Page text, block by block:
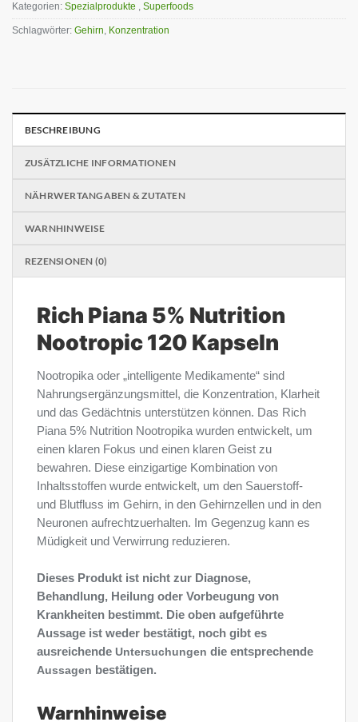
Kategorien: Spezialprodukte , Superfoods
Schlagwörter: Gehirn, Konzentration
BESCHREIBUNG
ZUSÄTZLICHE INFORMATIONEN
NÄHRWERTANGABEN & ZUTATEN
WARNHINWEISE
REZENSIONEN (0)
Rich Piana 5% Nutrition
Nootropic 120 Kapseln
Nootropika oder „intelligente Medikamente“ sind
Nahrungsergänzungsmittel, die Konzentration, Klarheit
und das Gedächtnis unterstützen können. Das Rich
Piana 5% Nutrition Nootropika wurden entwickelt, um
einen klaren Fokus und einen klaren Geist zu
bewahren. Diese einzigartige Kombination von
Inhaltsstoffen wurde entwickelt, um den Sauerstoff-
und Blutfluss im Gehirn, in den Gehirnzellen und in den
Neuronen aufrechtzuerhalten. Im Gegenzug kann es
Müdigkeit und Verwirrung reduzieren.
Dieses Produkt ist nicht zur Diagnose,
Behandlung, Heilung oder Vorbeugung von
Krankheiten bestimmt. Die oben aufgeführte
Aussage ist weder bestätigt, noch gibt es
ausreichende Untersuchungen die entsprechende
Aussagen bestätigen.
Warnhinweise